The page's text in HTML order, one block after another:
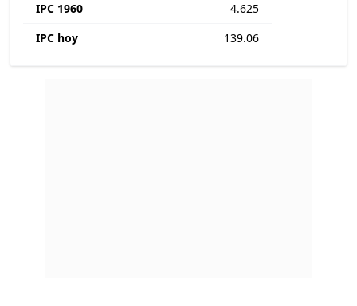
IPC 1960
4.625
IPC hoy
139.06